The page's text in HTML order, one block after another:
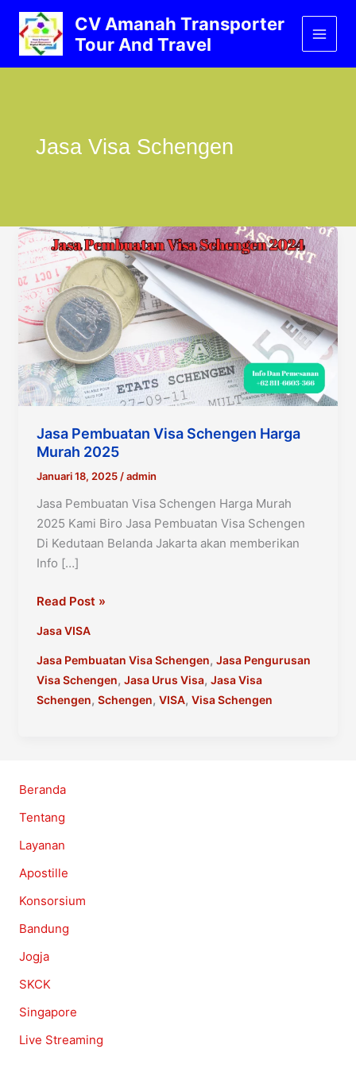
Lewati
konten
CV Amanah Transporter
Tour And Travel
Jasa Visa Schengen
Jasa Pembuatan Visa Schengen Harga
Murah 2025
Januari 18, 2025/admin
Jasa Pembuatan Visa Schengen Harga Murah
2025 Kami Biro Jasa Pembuatan Visa Schengen
Di Kedutaan Belanda Jakarta akan memberikan
Info […]
Jasa
Visa
Schengen
Harga
Murah
Read Post »
Jasa VISA
Jasa Pembuatan Visa Schengen, Jasa Pengurusan
Visa Schengen, Jasa Urus Visa, Jasa Visa
Schengen, Schengen, VISA, Visa Schengen
Beranda
Tentang
Layanan
Apostille
Konsorsium
Bandung
Jogja
SKCK
Singapore
Live Streaming